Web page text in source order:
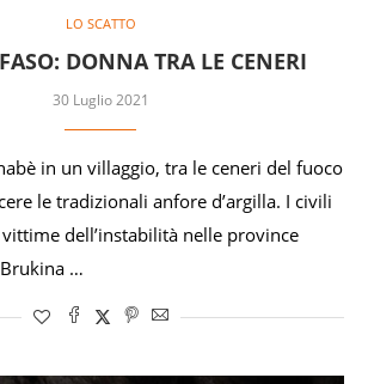
LO SCATTO
DONNA TRA LE CENERI
30 Luglio 2021
in un villaggio, tra le ceneri del fuoco
le tradizionali anfore d’argilla. I civili
dell’instabilità nelle province
…